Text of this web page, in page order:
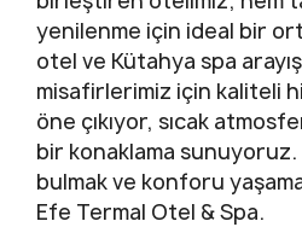
yenilenme için ideal bir
otel ve Kütahya spa
misafirlerimiz için kaliteli
öne çıkıyor, sıcak
bir konaklama sunuyoruz.
bulmak ve konforu
Efe Termal Otel & Spa.